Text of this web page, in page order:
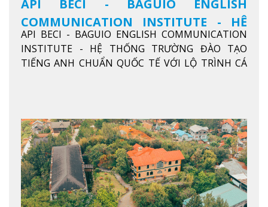
API BECI - BAGUIO ENGLISH
COMMUNICATION INSTITUTE - HỆ
THỐNG TRƯỜNG ĐÀO TẠO TIẾNG
ANH CHUẨN QUỐC TẾ
API BECI - BAGUIO ENGLISH COMMUNICATION
INSTITUTE - HỆ THỐNG TRƯỜNG ĐÀO TẠO
TIẾNG ANH CHUẨN QUỐC TẾ VỚI LỘ TRÌNH CÁ